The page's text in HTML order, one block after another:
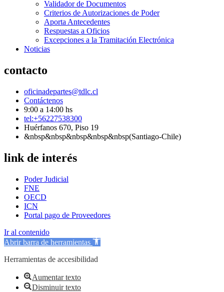
Validador de Documentos
Criterios de Autorizaciones de Poder
Aporta Antecedentes
Respuestas a Oficios
Excepciones a la Tramitación Electrónica
Noticias
contacto
oficinadepartes@tdlc.cl
Contáctenos
9:00 a 14:00 hs
tel:+56227538300
Huérfanos 670, Piso 19
&nbsp&nbsp&nbsp&nbsp&nbsp(Santiago-Chile)
link de interés
Poder Judicial
FNE
OECD
ICN
Portal pago de Proveedores
Ir al contenido
Abrir barra de herramientas
Herramientas de accesibilidad
Aumentar texto
Disminuir texto